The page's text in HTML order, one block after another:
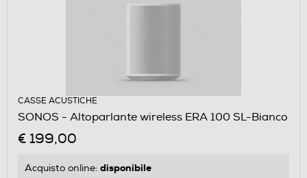
CASSE ACUSTICHE
SONOS - Altoparlante wireless ERA 100 SL-Bianco
€ 199,00
Acquisto online: disponibile